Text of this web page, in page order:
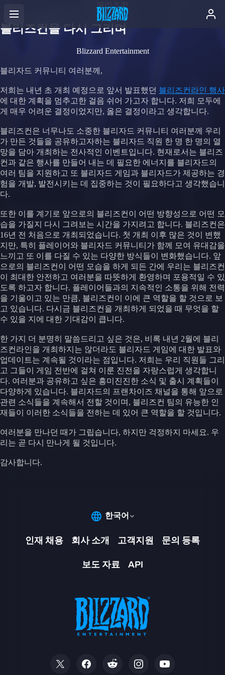
블리즈컨
블리즈컨을 다시 그리며
Blizzard Entertainment
블리자드 커뮤니티 여러분께,
저희는 내년 초 개최 예정으로 앞서 발표했던 블리즈컨라인 행사
에 대한 계획을 멈추고한 걸음 쉬어 가고자 합니다. 저희 모두에
게 매우 어려운 결정이었지만, 옳은 결정이라고 생각합니다.
블리즈컨은 너무나도 소중한 블리자드 커뮤니티 여러분께 우리
가 만든 것들을 공유하고자하는 블리자드 직원 한 명 한 명의 열
망을 담아 개최하는 전사적인 이벤트입니다. 현재로서는 블리즈
컨과 같은 행사를 만들어 내는 데 필요한 에너지를 블리자드의
여러 팀을 지원하고 또 블리자드 게임과 블리자드가 제공하는 경
험을 개발, 발전시키는 데 집중하는 것이 필요하다고 생각했습니
다.
또한 이를 계기로 앞으로의 블리즈컨이 어떤 방향성으로 어떤 모
습을 가질지 다시 그려보는 시간을 가지려고 합니다. 블리즈컨은
16년 전 처음으로 개최되었습니다. 첫 개최 이후 많은 것이 변했
지만, 특히 플레이어와 블리자드 커뮤니티가 함께 모여 유대감을
느끼고 또 이를 다질 수 있는 다양한 방식들이 변화했습니다. 앞
으로의 블리즈컨이 어떤 모습을 하게 되든 간에 우리는 블리즈컨
이 최대한 안전하고 여러분을 따뜻하게 환영하며 포용적일 수 있
도록 하고자 합니다. 플레이어들과의 지속적인 소통을 위해 전력
을 기울이고 있는 만큼, 블리즈컨이 이에 큰 역할을 할 것으로 보
고 있습니다. 다시금 블리즈컨을 개최하게 되었을 때 무엇을 할
수 있을 지에 대한 기대감이 큽니다.
한 가지 더 분명히 말씀드리고 싶은 것은, 비록 내년 2월에 블리
즈컨라인을 개최하지는 않더라도 블리자드 게임에 대한 발표와
업데이트는 계속될 것이라는 점입니다. 저희는 우리 직원들 그리
고 그들이 게임 전반에 걸쳐 이룬 진전을 자랑스럽게 생각합니
다. 여러분과 공유하고 싶은 흥미진진한 소식 및 출시 계획들이
다양하게 있습니다. 블리자드의 프랜차이즈 채널을 통해 앞으로
관련 소식들을 계속해서 전할 것이며, 블리즈컨 팀의 유능한 인
재들이 이러한 소식들을 전하는 데 있어 큰 역할을 할 것입니다.
여러분을 만나던 때가 그립습니다, 하지만 걱정하지 마세요. 우
리는 곧 다시 만나게 될 것입니다.
감사합니다.